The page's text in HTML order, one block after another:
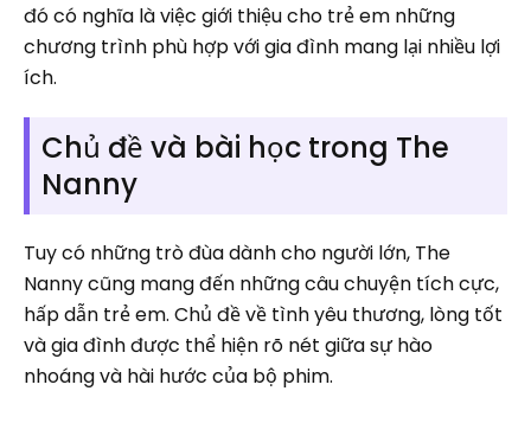
đó có nghĩa là việc giới thiệu cho trẻ em những
chương trình phù hợp với gia đình mang lại nhiều lợi
ích.
Chủ đề và bài học trong The
Nanny
Tuy có những trò đùa dành cho người lớn, The
Nanny cũng mang đến những câu chuyện tích cực,
hấp dẫn trẻ em. Chủ đề về tình yêu thương, lòng tốt
và gia đình được thể hiện rõ nét giữa sự hào
nhoáng và hài hước của bộ phim.